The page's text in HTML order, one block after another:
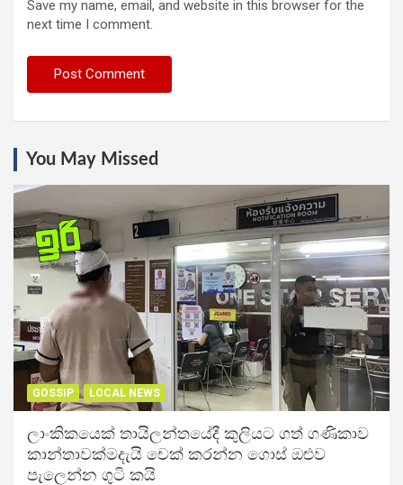
Save my name, email, and website in this browser for the
next time I comment.
You May Missed
GOSSIP LOCAL NEWS
ලාංකිකයෙක් තායිලන්තයේදී කුලියට ගත් ගණිකාව
කාන්තාවක්මදැයි චෙක් කරන්න ගොස් ඔළුව
පැලෙන්න ගුටි කයි